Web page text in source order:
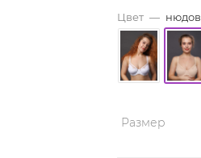
Цвет —
Размер